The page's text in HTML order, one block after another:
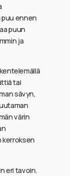
ennen
puun
ja
tai
sävyn,
värin
kerroksen
eri tavoin.